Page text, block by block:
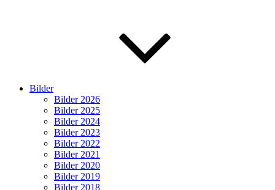
Bilder
Bilder 2026
Bilder 2025
Bilder 2024
Bilder 2023
Bilder 2022
Bilder 2021
Bilder 2020
Bilder 2019
Bilder 2018